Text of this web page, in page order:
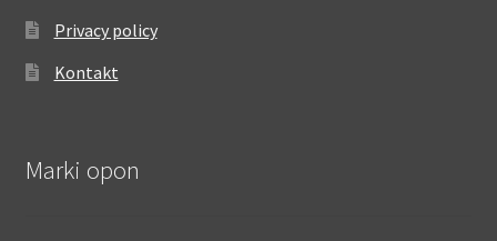
Privacy policy
Kontakt
Marki opon